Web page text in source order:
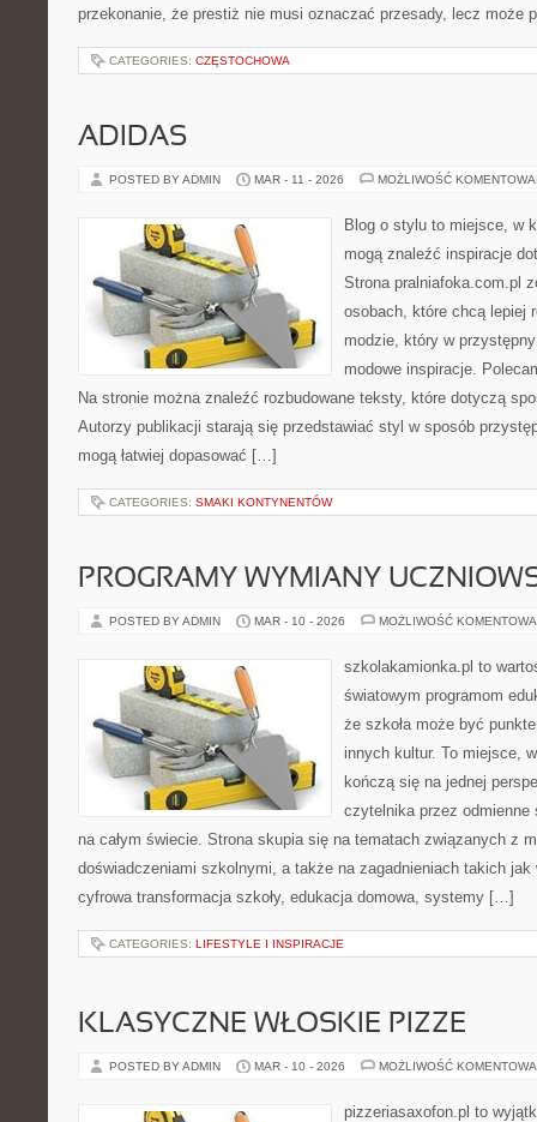
przekonanie, że prestiż nie musi oznaczać przesady, lecz może
CATEGORIES: CZĘSTOCHOWA
ADIDAS
POSTED BY ADMIN MAR - 11 - 2026 MOŻLIWOŚĆ
Blog o stylu to miejsce, w
mogą znaleźć inspiracje
Strona pralniafoka.com.pl
osobach, które chcą lepiej
modzie, który w
modowe inspiracje.
Na stronie można znaleźć rozbudowane teksty, które dotyczą
Autorzy publikacji starają się przedstawiać styl w sposób
mogą łatwiej dopasować […]
CATEGORIES: SMAKI KONTYNENTÓW
PROGRAMY WYMIANY
POSTED BY ADMIN MAR - 10 - 2026 MOŻLIWOŚĆ
szkolakamionka.pl to
światowym programom
że szkoła może być
innych kultur. To miejsce,
kończą się na jednej
czytelnika przez odmienne
na całym świecie. Strona skupia się na tematach związanych z
doświadczeniami szkolnymi, a także na zagadnieniach takich jak
cyfrowa transformacja szkoły, edukacja domowa, systemy […]
CATEGORIES: LIFESTYLE I INSPIRACJE
KLASYCZNE WŁOSKIE PIZZE
POSTED BY ADMIN MAR - 10 - 2026 MOŻLIWOŚĆ
pizzeriasaxofon.pl to